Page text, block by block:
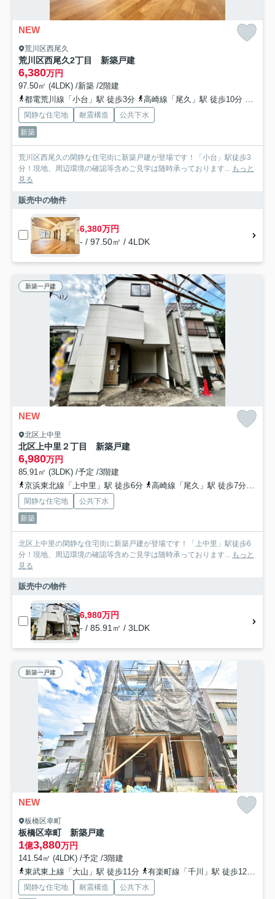
NEW
荒川区西尾久
荒川区西尾久2丁目 新築戸建
6,380万円
97.50㎡ (4LDK) /新築 /2階建
都電荒川線「小台」駅 徒歩3分
高崎線「尾久」駅 徒歩10分
閑静な住宅地 耐震構造
公共下水
新築
荒川区西尾久の閑静な住宅街に新築戸建が登場です！「小台」駅徒歩3
分！現地、周辺環境の確認等含めご見学は随時承っております...
もっと
見る
販売中の物件
6,380万円
- / 97.50㎡ / 4LDK
新築一戸建
NEW
北区上中里
北区上中里２丁目 新築戸建
6,980万円
85.91㎡ (3LDK) /予定 /3階建
京浜東北線「上中里」駅 徒歩6分
高崎線「尾久」駅 徒歩7分
閑静な住宅地
公共下水
新築
北区上中里の閑静な住宅街に新築戸建が登場です！「上中里」駅徒歩6
分！現地、周辺環境の確認等含めご見学は随時承っております... もっと
見る
販売中の物件
6,980万円
- / 85.91㎡ / 3LDK
新築一戸建
NEW
板橋区幸町
板橋区幸町 新築戸建
1億3,880万円
141.54㎡ (4LDK) /予定 /3階建
東武東上線「大山」駅 徒歩11分
有楽町線「千川」駅 徒歩12分
閑静な住宅地 耐震構造
公共下水